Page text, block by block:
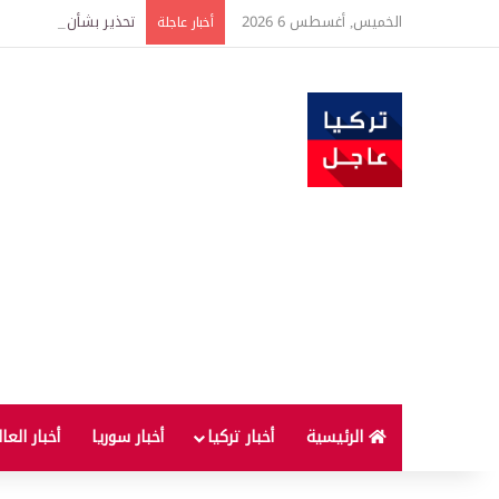
الخميس, أغسطس 6 2026 أخبار عاجلة تحذير بشأن أسعار
الرئيسية أخبار تركيا أخبار سوريا أخبار